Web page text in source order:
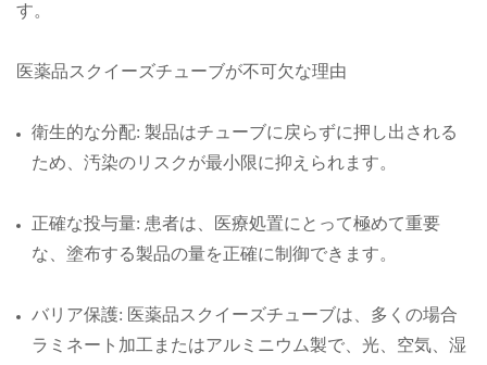
す。
医薬品スクイーズチューブが不可欠な理由
衛生的な分配: 製品はチューブに戻らずに押し出される
ため、汚染のリスクが最小限に抑えられます。
正確な投与量: 患者は、医療処置にとって極めて重要
な、塗布する製品の量を正確に制御できます。
バリア保護: 医薬品スクイーズチューブは、多くの場合
ラミネート加工またはアルミニウム製で、光、空気、湿